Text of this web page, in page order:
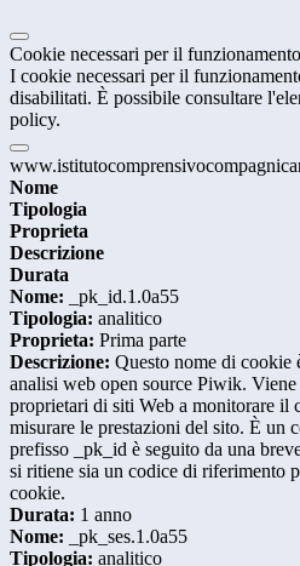
Cookie necessari per il funzionamento
I cookie necessari per il
disabilitati. È possibile consultare
policy.
Nome
Tipologia
Proprieta
Descrizione
Durata
Nome: _pk_id.1.0a55
Tipologia: analitico
Proprieta: Prima parte
Descrizione: Questo nome di cookie
analisi web open source Piwik.
proprietari di siti Web a monitorare il
misurare le prestazioni del sito. È un
prefisso _pk_id è seguito da una
si ritiene sia un codice di riferimento
cookie.
Durata: 1 anno
Nome: _pk_ses.1.0a55
Tipologia: analitico